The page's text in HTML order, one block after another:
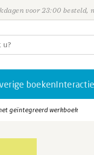
voor 23:00 besteld,
boeken
geïntegreerd werkboek